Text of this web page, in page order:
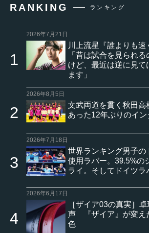
RANKING ランキング
2026年7月21日
川上流星『誰よりも
「昔は試合を見られ
けど、最近は逆に見て
ます」
2026年8月5日
文武両道を貫く秋田高
あった12年ぶりのイン
2026年7月18日
世界ランキング男子の
使用ラバー。39.5%の
ライ。そしてドイツラ
2026年6月17日
［ザイア03の真実］
声 『ザイア』が変え
色